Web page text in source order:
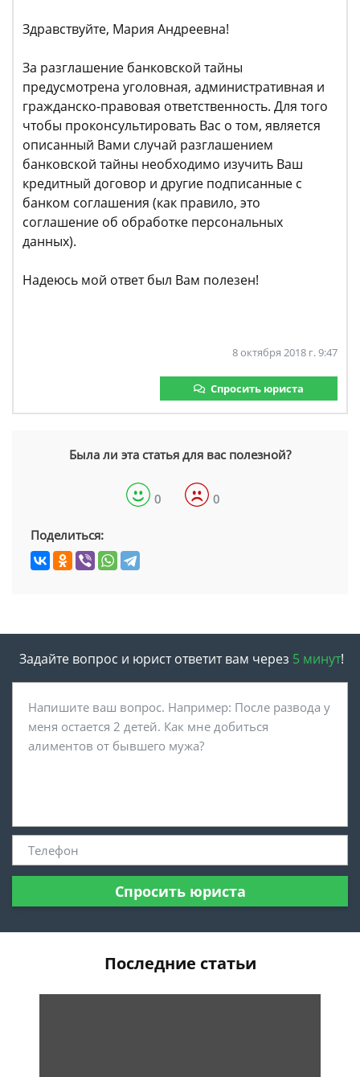
Здравствуйте, Мария Андреевна!
За разглашение банковской тайны
предусмотрена уголовная, административная и
гражданско-правовая ответственность. Для того
чтобы проконсультировать Вас о том, является
описанный Вами случай разглашением
банковской тайны необходимо изучить Ваш
кредитный договор и другие подписанные с
банком соглашения (как правило, это
соглашение об обработке персональных
данных).
Надеюсь мой ответ был Вам полезен!
8 октября 2018 г. 9:47
Спросить юриста
Была ли эта статья для вас полезной?
0 0
Поделиться:
Задайте вопрос и юрист ответит вам через 5 минут!
Спросить юриста
Последние статьи